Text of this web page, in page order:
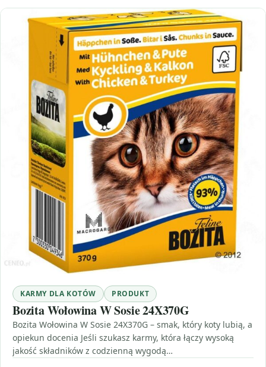
KARMY DLA KOTÓW PRODUKT
Bozita Wołowina W Sosie 24X370G
Bozita Wołowina W Sosie 24X370G – smak, który koty lubią, a
opiekun docenia Jeśli szukasz karmy, która łączy wysoką
jakość składników z codzienną wygodą…